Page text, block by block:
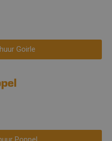
Goirle